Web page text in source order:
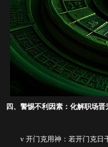
四、警惕不利因素：化解职场晋
v 开门克用神：若开门克日